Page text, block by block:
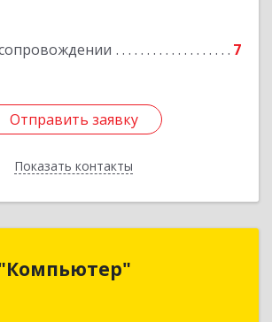
7
Отправить заявку
Показать контакты
Отправить заявку
Назад
обл, Углегорский р-н,